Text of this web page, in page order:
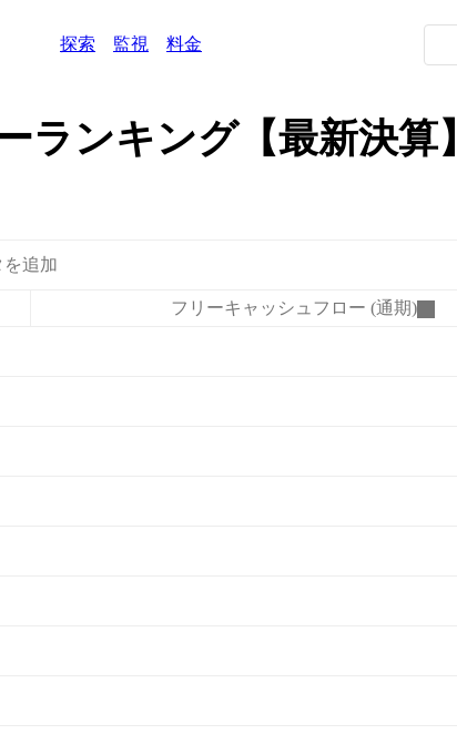
探索 監視 料金
ランキング【最新決算】
を追加
フリーキャッシュフロー (通期)